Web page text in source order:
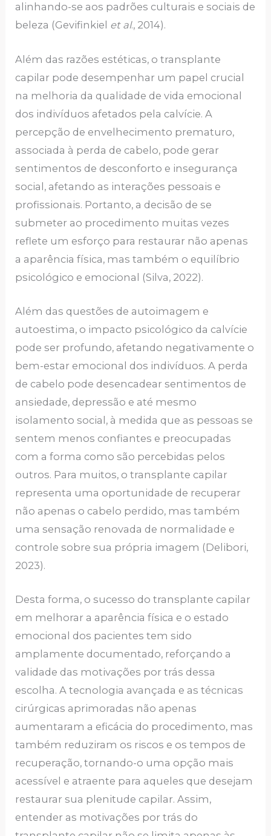
alinhando-se aos padrões culturais e sociais de
beleza (Gevifinkiel et al., 2014).
Além das razões estéticas, o transplante
capilar pode desempenhar um papel crucial
na melhoria da qualidade de vida emocional
dos indivíduos afetados pela calvície. A
percepção de envelhecimento prematuro,
associada à perda de cabelo, pode gerar
sentimentos de desconforto e insegurança
social, afetando as interações pessoais e
profissionais. Portanto, a decisão de se
submeter ao procedimento muitas vezes
reflete um esforço para restaurar não apenas
a aparência física, mas também o equilíbrio
psicológico e emocional (Silva, 2022).
Além das questões de autoimagem e
autoestima, o impacto psicológico da calvície
pode ser profundo, afetando negativamente o
bem-estar emocional dos indivíduos. A perda
de cabelo pode desencadear sentimentos de
ansiedade, depressão e até mesmo
isolamento social, à medida que as pessoas se
sentem menos confiantes e preocupadas
com a forma como são percebidas pelos
outros. Para muitos, o transplante capilar
representa uma oportunidade de recuperar
não apenas o cabelo perdido, mas também
uma sensação renovada de normalidade e
controle sobre sua própria imagem (Delibori,
2023).
Desta forma, o sucesso do transplante capilar
em melhorar a aparência física e o estado
emocional dos pacientes tem sido
amplamente documentado, reforçando a
validade das motivações por trás dessa
escolha. A tecnologia avançada e as técnicas
cirúrgicas aprimoradas não apenas
aumentaram a eficácia do procedimento, mas
também reduziram os riscos e os tempos de
recuperação, tornando-o uma opção mais
acessível e atraente para aqueles que desejam
restaurar sua plenitude capilar. Assim,
entender as motivações por trás do